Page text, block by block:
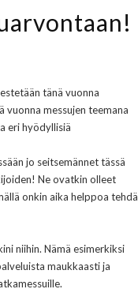
tänä vuonna
messujen teemana
eri hyödyllisiä
jo seitsemännet tässä
Ne ovatkin olleet
onkin aika helppoa tehdä
niihin. Nämä esimerkiksi
maukkaasti ja